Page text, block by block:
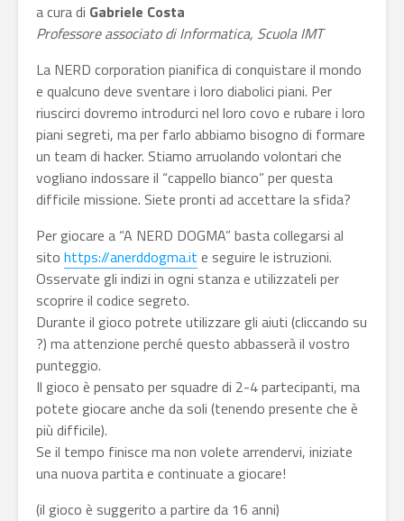
a cura di Gabriele Costa
Professore associato di Informatica, Scuola IMT
La NERD corporation pianifica di conquistare il mondo
e qualcuno deve sventare i loro diabolici piani. Per
riuscirci dovremo introdurci nel loro covo e rubare i loro
piani segreti, ma per farlo abbiamo bisogno di formare
un team di hacker. Stiamo arruolando volontari che
vogliano indossare il “cappello bianco” per questa
difficile missione. Siete pronti ad accettare la sfida?
Per giocare a “A NERD DOGMA” basta collegarsi al
sito https://anerddogma.it e seguire le istruzioni.
Osservate gli indizi in ogni stanza e utilizzateli per
scoprire il codice segreto.
Durante il gioco potrete utilizzare gli aiuti (cliccando su
?) ma attenzione perché questo abbasserà il vostro
punteggio.
Il gioco è pensato per squadre di 2-4 partecipanti, ma
potete giocare anche da soli (tenendo presente che è
più difficile).
Se il tempo finisce ma non volete arrendervi, iniziate
una nuova partita e continuate a giocare!
(il gioco è suggerito a partire da 16 anni)